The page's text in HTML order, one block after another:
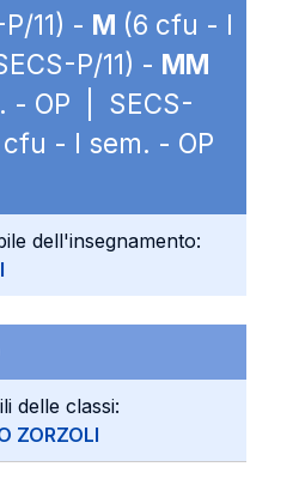
11) - M (6 cfu - I
P/11) - MM
- OP | SECS-
cfu - I sem. - OP
dell'insegnamento:
delle classi:
ZORZOLI